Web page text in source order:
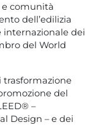
e comunità
dell’edilizia
internazionale dei
del World
trasformazione
del
–
Design – e dei